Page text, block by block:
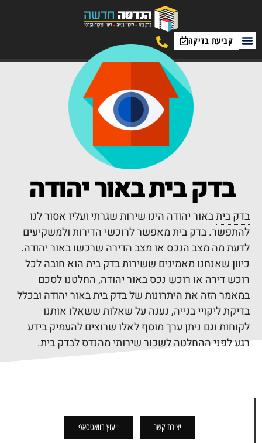
קביעת בדיקה
בדק ביתבאור יהודה
בדק ביתבאור יהודה הינו שירות שגרתי ועליו אסור לנו
להתפשר. בדק בית מאפשר לרוכשי הדירות ולמשקיעים
לדעת מה מצב הנכס או מצב הדירה שרכשו באור יהודה.
כיוון שאנחנו מאמינים ששירות בדק בית הוא חובה לכל
רוכש דירה או רוכש נכס באור יהודה, החלטנו לסכם
במאמר הזה את היתרונות של בדק בית באור יהודה ובכלל
בדיקת ליקויי בנייה, נענה על שאלות ששאלו אותנו
לקוחות וגם ניתן ערך מוסף לאלו שרוצים להעמיק בידע
רגע לפני ההחלטה לשכור שירותי מהנדס לבדק בית.
יצירת קשר ייעוץ בוואטסאפ